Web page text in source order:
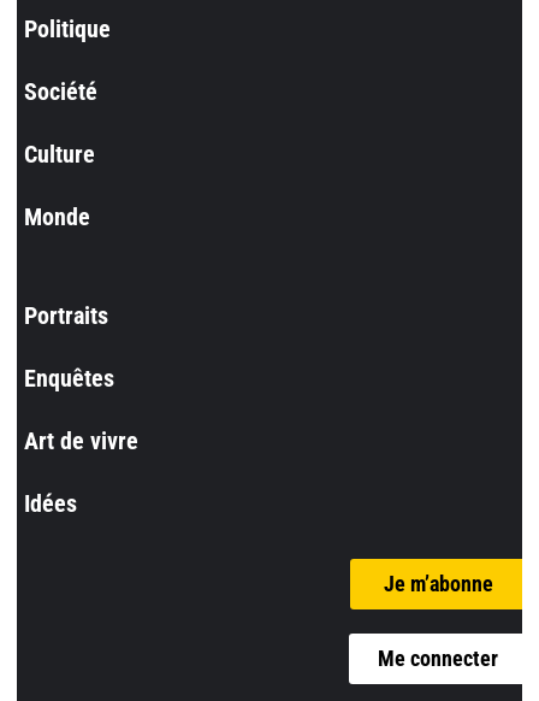
Politique
Société
Culture
Monde
Portraits
Enquêtes
Art de vivre
Idées
Je m’abonne
Me connecter